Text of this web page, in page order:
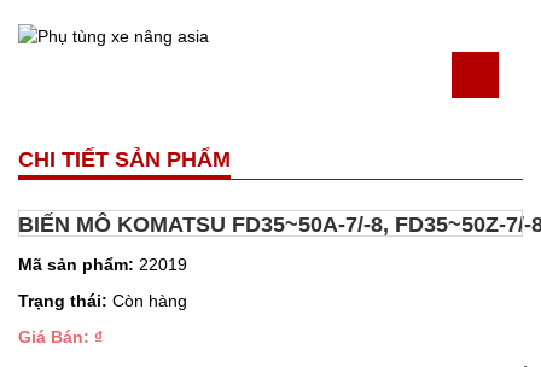
CHI TIẾT SẢN PHẨM
BIẾN MÔ KOMATSU FD35~50A-7/-8, FD35~50Z-7/-
Mã sản phẩm: 22019
Trạng thái: Còn hàng
Giá Bán: ₫